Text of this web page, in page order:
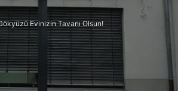
Evinizin Tavanı Olsun!